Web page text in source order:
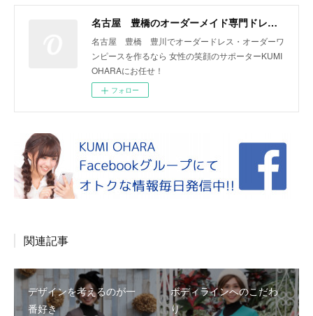
名古屋 豊橋のオーダーメイド専門ドレスデザイナー KUMI OHARA
名古屋 豊橋 豊川でオーダードレス・オーダーワ
ンピースを作るなら 女性の笑顔のサポーターKUMI
OHARAにお任せ！
フォロー
関連記事
デザインを考えるのが一
番好き
ボディラインへのこだわ
り